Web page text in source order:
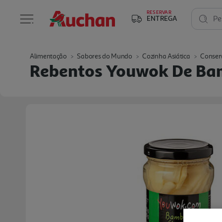
RESERVAR
ENTREGA
Alimentação Sabores do Mundo Cozinha Asiática
Rebentos Youwok De